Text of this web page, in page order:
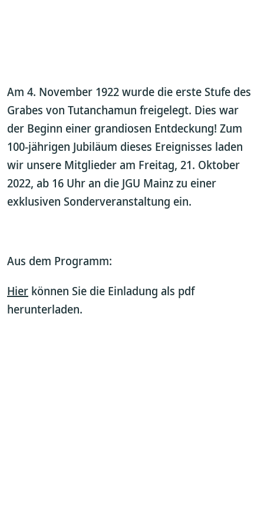
Am 4. November 1922 wurde die erste Stufe des
Grabes von Tutanchamun freigelegt. Dies war
der Beginn einer grandiosen Entdeckung! Zum
100-jährigen Jubiläum dieses Ereignisses laden
wir unsere Mitglieder am Freitag, 21. Oktober
2022, ab 16 Uhr an die JGU Mainz zu einer
exklusiven Sonderveranstaltung ein.
Aus dem Programm:
Hier können Sie die Einladung als pdf
herunterladen.